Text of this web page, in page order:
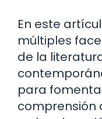
En este
múltiples
de la
para
comprensión